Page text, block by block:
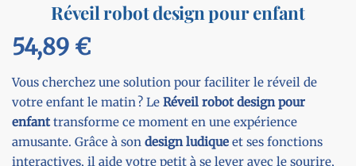
Réveil robot design pour enfant
54,89 €
Vous cherchez une solution pour faciliter le réveil de
votre enfant le matin ? Le Réveil robot design pour
enfanttransforme ce moment en une expérience
amusante. Grâce à son design ludique et ses fonctions
interactives, il aide votre petit à se lever avec le sourire,